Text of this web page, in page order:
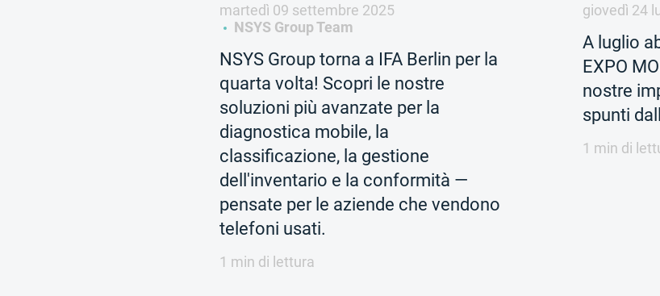
martedì 09 settembre 2025
NSYS Group Team
NSYS Group torna a IFA Berlin per la
quarta volta! Scopri le nostre
soluzioni più avanzate per la
diagnostica mobile, la
classificazione, la gestione
dell'inventario e la conformità —
pensate per le aziende che vendono
telefoni usati.
1 min di lettura
giovedì 24
A luglio
EXPO
nostre
spunti
1 min di